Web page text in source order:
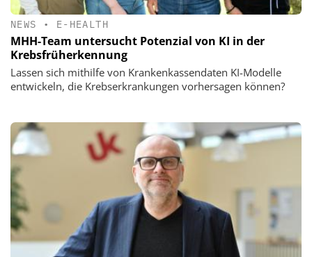
NEWS • E-HEALTH
MHH-Team untersucht Potenzial von KI in der
Krebsfrüherkennung
Lassen sich mithilfe von Krankenkassendaten KI-Modelle
entwickeln, die Krebserkrankungen vorhersagen können?